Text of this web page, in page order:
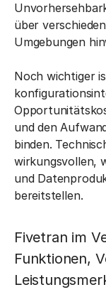
über
Umgebungen
Noch wichtiger
und den
binden.
wirkungsvollen,
und
bereitstellen.
Fivetran im
Funktionen,